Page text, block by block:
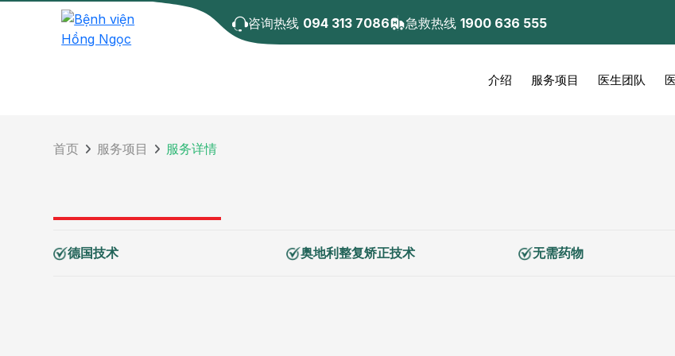
咨询热线 094 313 7086 急救热线1900 636 555
介绍 服务项目 医生团队
首页 服务项目 服务详情
德国技术 奥地利整复矫正技术 无需药物